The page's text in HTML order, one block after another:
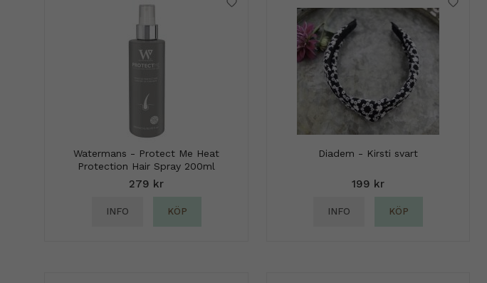
Watermans - Protect Me Heat
Protection Hair Spray 200ml
279 kr
INFO KÖP
Diadem - Kirsti svart
199 kr
INFO KÖP